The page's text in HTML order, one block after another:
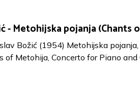
- Metohijska pojanja (Chants
Božić (1954) Metohijska
of Metohija, Concerto for Piano and